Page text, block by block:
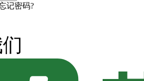
记密码?